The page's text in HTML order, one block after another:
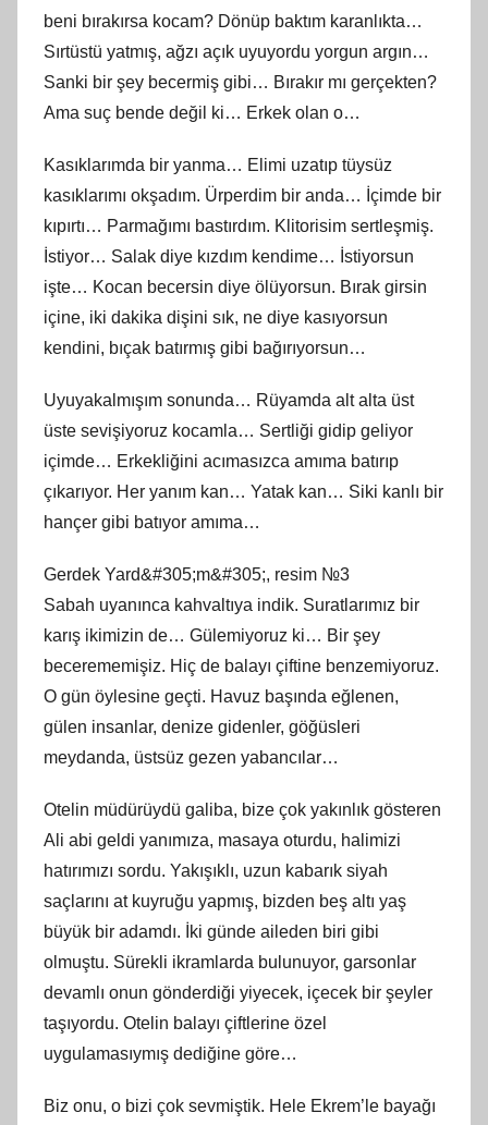
beni bırakırsa kocam? Dönüp baktım karanlıkta…
Sırtüstü yatmış, ağzı açık uyuyordu yorgun argın…
Sanki bir şey becermiş gibi… Bırakır mı gerçekten?
Ama suç bende değil ki… Erkek olan o…
Kasıklarımda bir yanma… Elimi uzatıp tüysüz
kasıklarımı okşadım. Ürperdim bir anda… İçimde bir
kıpırtı… Parmağımı bastırdım. Klitorisim sertleşmiş.
İstiyor… Salak diye kızdım kendime… İstiyorsun
işte… Kocan becersin diye ölüyorsun. Bırak girsin
içine, iki dakika dişini sık, ne diye kasıyorsun
kendini, bıçak batırmış gibi bağırıyorsun…
Uyuyakalmışım sonunda… Rüyamda alt alta üst
üste sevişiyoruz kocamla… Sertliği gidip geliyor
içimde… Erkekliğini acımasızca amıma batırıp
çıkarıyor. Her yanım kan… Yatak kan… Siki kanlı bir
hançer gibi batıyor amıma…
Gerdek Yard&#305;m&#305;, resim №3
Sabah uyanınca kahvaltıya indik. Suratlarımız bir
karış ikimizin de… Gülemiyoruz ki… Bir şey
becerememişiz. Hiç de balayı çiftine benzemiyoruz.
O gün öylesine geçti. Havuz başında eğlenen,
gülen insanlar, denize gidenler, göğüsleri
meydanda, üstsüz gezen yabancılar…
Otelin müdürüydü galiba, bize çok yakınlık gösteren
Ali abi geldi yanımıza, masaya oturdu, halimizi
hatırımızı sordu. Yakışıklı, uzun kabarık siyah
saçlarını at kuyruğu yapmış, bizden beş altı yaş
büyük bir adamdı. İki günde aileden biri gibi
olmuştu. Sürekli ikramlarda bulunuyor, garsonlar
devamlı onun gönderdiği yiyecek, içecek bir şeyler
taşıyordu. Otelin balayı çiftlerine özel
uygulamasıymış dediğine göre…
Biz onu, o bizi çok sevmiştik. Hele Ekrem’le bayağı